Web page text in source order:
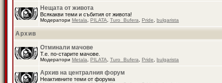
Нещата от живота
Всякакви теми и събития от живота!
Модератори Metala PILATA Turo_Bufera Pride bulgarista
Архив
Отминали мачове
Т.е. по-старите мачове.
Модератори Metala PILATA Turo_Bufera Pride bulgarista
Архив на централния форум
Неактивните теми от форума